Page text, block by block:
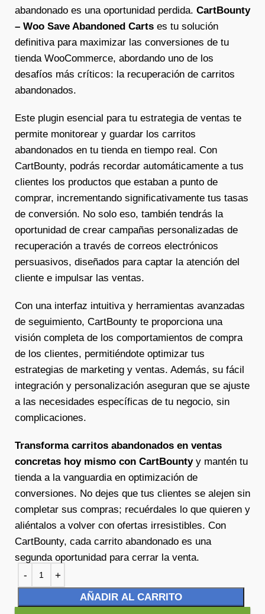
abandonado es una oportunidad perdida. CartBounty
– Woo Save Abandoned Carts es tu solución
definitiva para maximizar las conversiones de tu
tienda WooCommerce, abordando uno de los
desafíos más críticos: la recuperación de carritos
abandonados.
Este plugin esencial para tu estrategia de ventas te
permite monitorear y guardar los carritos
abandonados en tu tienda en tiempo real. Con
CartBounty, podrás recordar automáticamente a tus
clientes los productos que estaban a punto de
comprar, incrementando significativamente tus tasas
de conversión. No solo eso, también tendrás la
oportunidad de crear campañas personalizadas de
recuperación a través de correos electrónicos
persuasivos, diseñados para captar la atención del
cliente e impulsar las ventas.
Con una interfaz intuitiva y herramientas avanzadas
de seguimiento, CartBounty te proporciona una
visión completa de los comportamientos de compra
de los clientes, permitiéndote optimizar tus
estrategias de marketing y ventas. Además, su fácil
integración y personalización aseguran que se ajuste
a las necesidades específicas de tu negocio, sin
complicaciones.
Transforma carritos abandonados en ventas
concretas hoy mismo con CartBountyy mantén tu
tienda a la vanguardia en optimización de
conversiones. No dejes que tus clientes se alejen sin
completar sus compras; recuérdales lo que quieren y
aliéntalos a volver con ofertas irresistibles. Con
CartBounty, cada carrito abandonado es una
segunda oportunidad para cerrar la venta.
AÑADIR AL CARRITO